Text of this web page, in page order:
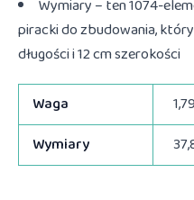
Wymiary – ten 1074-
piracki do zbudowania,
długości i 12 cm szerokości
Waga
Wymiary